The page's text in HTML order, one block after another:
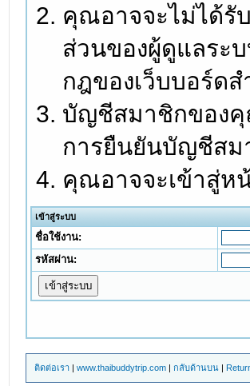
คุณอาจจะไม่ได้รั
ส่วนของผู้ดูแลระ
กฎของเว็บบอร์ด
บัญชีสมาชิกของคุ
การยืนยันบัญชีสม
คุณอาจจะเข้าสู่ห
เข้าสู่ระบบ
ชื่อใช้งาน:
รหัสผ่าน:
ติดต่อเรา |www.thaibuddytrip.com |กลับด้านบน |